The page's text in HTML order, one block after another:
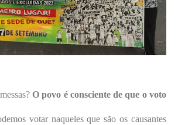
O povo é consciente de que o voto
votar naqueles que são os causantes